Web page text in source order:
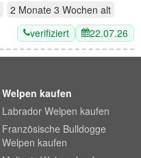
2 Monate 3 Wochen alt
verifiziert 22.07.26
Welpen kaufen
Labrador Welpen kaufen
Französische Bulldogge
Welpen kaufen